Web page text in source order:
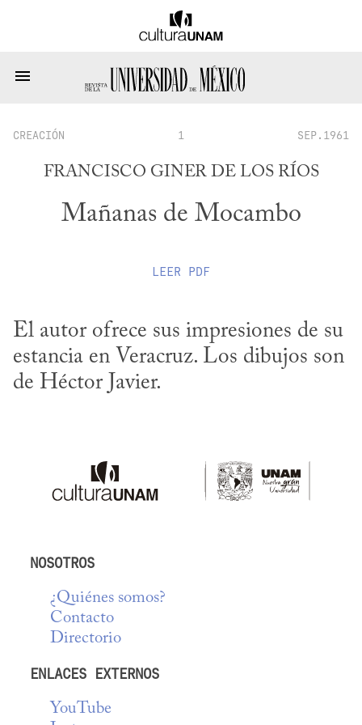
CREACIÓN 1 SEP.1961
FRANCISCO GINER DE LOS RÍOS
Mañanas de Mocambo
LEER PDF
El autor ofrece sus impresiones de su
estancia en Veracruz. Los dibujos son
de Héctor Javier.
NOSOTROS
¿Quiénes somos?
Contacto
Directorio
ENLACES EXTERNOS
YouTube